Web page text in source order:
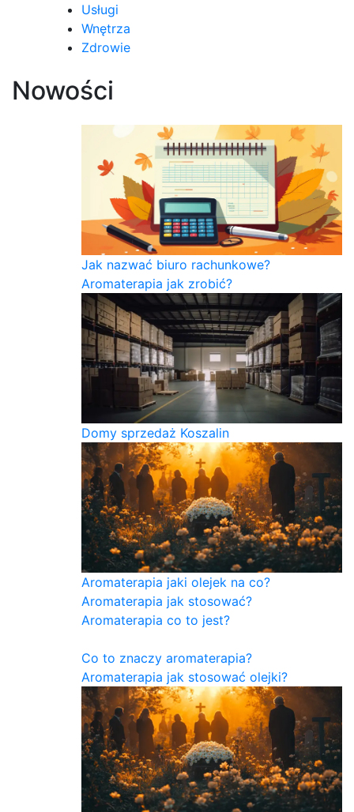
Usługi
Wnętrza
Zdrowie
Nowości
Jak nazwać biuro rachunkowe?
Aromaterapia jak zrobić?
Domy sprzedaż Koszalin
Aromaterapia jaki olejek na co?
Aromaterapia jak stosować?
Aromaterapia co to jest?
Co to znaczy aromaterapia?
Aromaterapia jak stosować olejki?